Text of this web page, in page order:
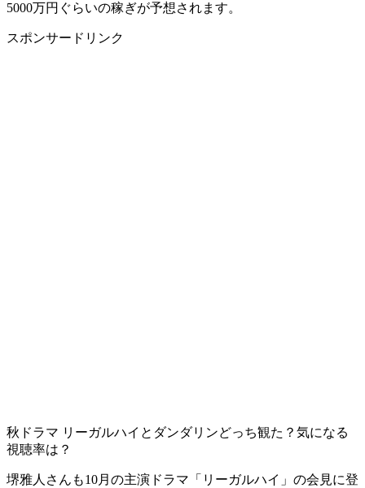
5000万円ぐらいの稼ぎが予想されます。
スポンサードリンク
秋ドラマ リーガルハイとダンダリンどっち観た？気になる
視聴率は？
堺雅人さんも10月の主演ドラマ「リーガルハイ」の会見に登